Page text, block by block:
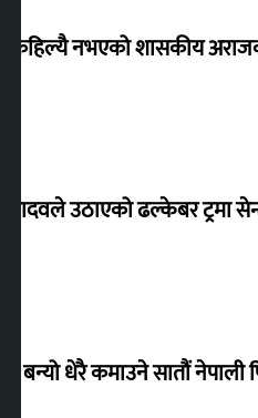
कहिल्यै नभएको शासकीय
यादवले उठाएको ढल्केबर ट्रमा
बन्यो धेरै कमाउने सातौं